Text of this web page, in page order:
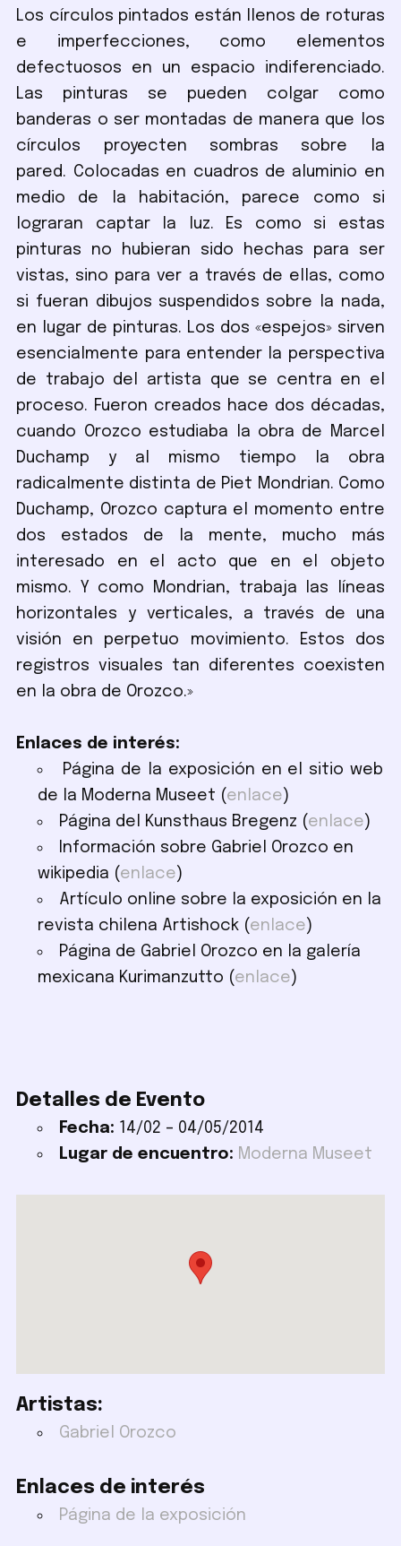
Los círculos pintados están llenos de roturas
e imperfecciones, como elementos
defectuosos en un espacio indiferenciado.
Las pinturas se pueden colgar como
banderas o ser montadas de manera que los
círculos proyecten sombras sobre la
pared. Colocadas en cuadros de aluminio en
medio de la habitación, parece como si
lograran captar la luz. Es como si estas
pinturas no hubieran sido hechas para ser
vistas, sino para ver a través de ellas, como
si fueran dibujos suspendidos sobre la nada,
en lugar de pinturas. Los dos «espejos» sirven
esencialmente para entender la perspectiva
de trabajo del artista que se centra en el
proceso. Fueron creados hace dos décadas,
cuando Orozco estudiaba la obra de Marcel
Duchamp y al mismo tiempo la obra
radicalmente distinta de Piet Mondrian. Como
Duchamp, Orozco captura el momento entre
dos estados de la mente, mucho más
interesado en el acto que en el objeto
mismo. Y como Mondrian, trabaja las líneas
horizontales y verticales, a través de una
visión en perpetuo movimiento. Estos dos
registros visuales tan diferentes coexisten
en la obra de Orozco.»
Enlaces de interés:
Página de la exposición en el sitio web
de la Moderna Museet (enlace)
Página del Kunsthaus Bregenz (enlace)
Información sobre Gabriel Orozco en
wikipedia (enlace)
Artículo online sobre la exposición en la
revista chilena Artishock (enlace)
Página de Gabriel Orozco en la galería
mexicana Kurimanzutto (enlace)
Detalles de Evento
Fecha: 14/02 – 04/05/2014
Lugar de encuentro: Moderna Museet
Artistas:
Gabriel Orozco
Enlaces de interés
Página de la exposición